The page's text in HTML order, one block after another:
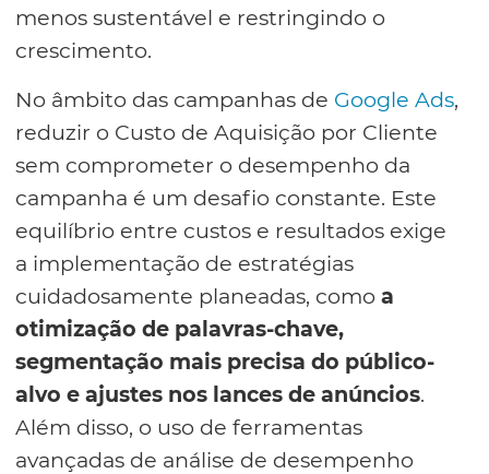
menos sustentável e restringindo o
crescimento.
No âmbito das campanhas de Google Ads,
reduzir o Custo de Aquisição por Cliente
sem comprometer o desempenho da
campanha é um desafio constante. Este
equilíbrio entre custos e resultados exige
a implementação de estratégias
cuidadosamente planeadas, como a
otimização de palavras-chave,
segmentação mais precisa do público-
alvo e ajustes nos lances de anúncios.
Além disso, o uso de ferramentas
avançadas de análise de desempenho